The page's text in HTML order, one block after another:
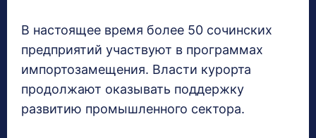
В настоящее время более 50 сочинских
предприятий участвуют в программах
импортозамещения. Власти курорта
продолжают оказывать поддержку
развитию промышленного сектора.